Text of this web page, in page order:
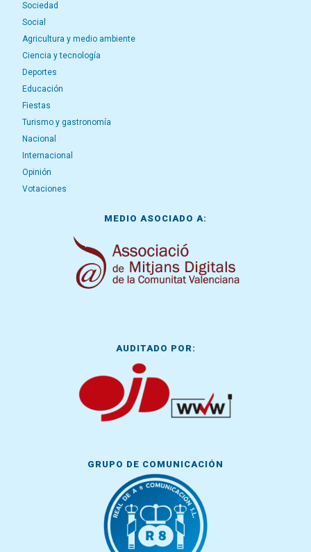
Sociedad
Social
Agricultura y medio ambiente
Ciencia y tecnología
Deportes
Educación
Fiestas
Turismo y gastronomía
Nacional
Internacional
Opinión
Votaciones
MEDIO ASOCIADO A:
AUDITADO POR:
GRUPO DE COMUNICACIÓN